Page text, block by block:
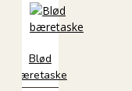
kurv
Blød
bæretaske